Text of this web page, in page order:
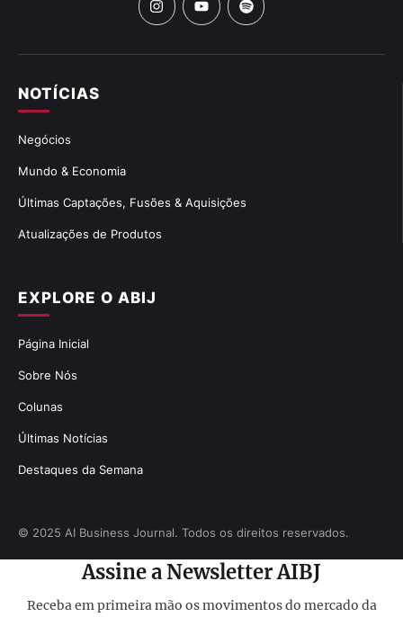
EXPLORE O ABIJ
Página Inicial
Sobre Nós
Colunas
Últimas Notícias
Destaques da Semana
NOTÍCIAS
Negócios
Mundo & Economia
Últimas Captações, Fusões & Aquisições
Atualizações de Produtos
© 2025 AI Business Journal. Todos os direitos reservados.
Assine a Newsletter AIBJ
Receba em primeira mão os movimentos do mercado da